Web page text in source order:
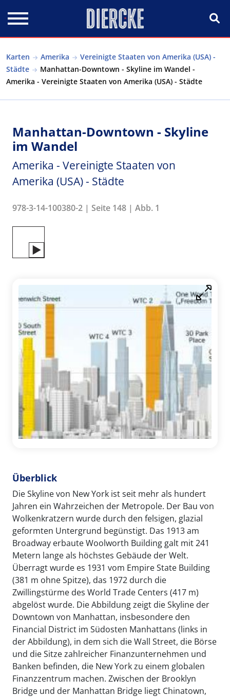
Karten Amerika
Vereinigte Staaten von Amerika (USA) -
Städte
Manhattan-Downtown - Skyline im Wandel -
Amerika - Vereinigte Staaten von Amerika (USA) - Städte
Manhattan-Downtown - Skyline
im Wandel
Amerika - Vereinigte Staaten von
Amerika (USA) - Städte
978-3-14-100380-2 | Seite 148 | Abb. 1
Überblick
Die Skyline von New York ist seit mehr als hundert
Jahren ein Wahrzeichen der Metropole. Der Bau von
Wolkenkratzern wurde durch den felsigen, glazial
geformten Untergrund begünstigt. Das 1913 am
Broadway erbaute Woolworth Building galt mit 241
Metern lange als höchstes Gebäude der Welt.
Überragt wurde es 1931 vom Empire State Building
(381 m ohne Spitze), das 1972 durch die
Zwillingstürme des World Trade Centers (417 m)
abgelöst wurde. Die Abbildung zeigt die Skyline der
Downtown von Manhattan, insbesondere den
Financial District im Südosten Manhattans (links in
der Abbildung), in dem sich die Wall Street, die Börse
und die Sitze zahlreicher Finanzunternehmen und
Banken befinden, die New York zu einem globalen
Finanzzentrum machen. Zwischen der Brooklyn
Bridge und der Manhattan Bridge liegt Chinatown,